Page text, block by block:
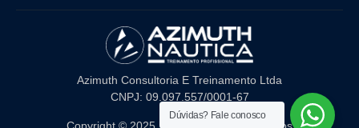
Azimuth Consultoria E Treinamento Ltda
CNPJ: 09.097.557/0001-67
Copyright © 2025. Todos direitos reservados
Dúvidas? Fale conosco